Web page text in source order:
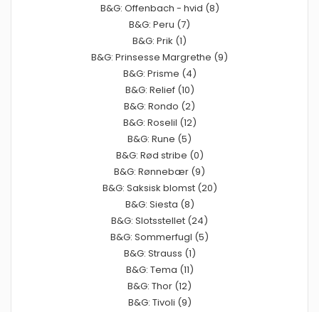
B&G: Offenbach - hvid (8)
B&G: Peru (7)
B&G: Prik (1)
B&G: Prinsesse Margrethe (9)
B&G: Prisme (4)
B&G: Relief (10)
B&G: Rondo (2)
B&G: Roselil (12)
B&G: Rune (5)
B&G: Rød stribe (0)
B&G: Rønnebær (9)
B&G: Saksisk blomst (20)
B&G: Siesta (8)
B&G: Slotsstellet (24)
B&G: Sommerfugl (5)
B&G: Strauss (1)
B&G: Tema (11)
B&G: Thor (12)
B&G: Tivoli (9)